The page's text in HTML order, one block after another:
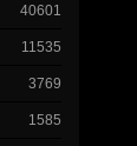
40601
11535
3769
1585